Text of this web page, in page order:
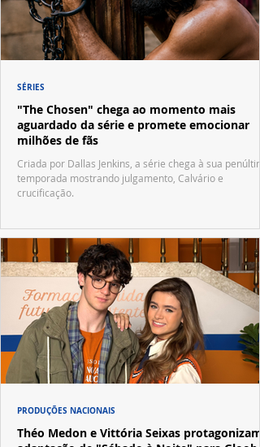
"The Chosen" chega ao momento mais
aguardado da série e promete emocionar
milhões de fãs
Criada por Dallas Jenkins, a série chega à sua
temporada mostrando julgamento, Calvário e
crucificação.
SÉRIES
Théo Medon e Vittória Seixas protagonizam
PRODUÇÕES NACIONAIS